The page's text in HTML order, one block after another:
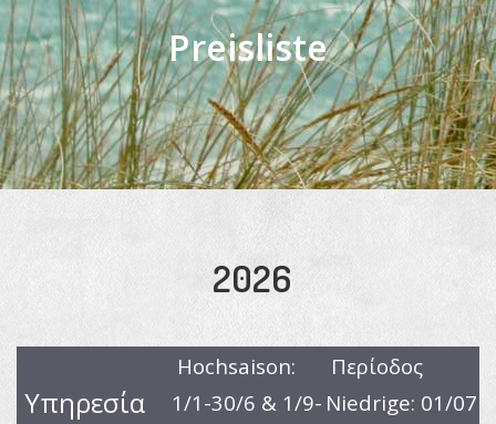
Preisliste
2026
Υπηρεσία
Hochsaison:
1/1-30/6 & 1/9-
Περίοδος
Niedrige: 01/07